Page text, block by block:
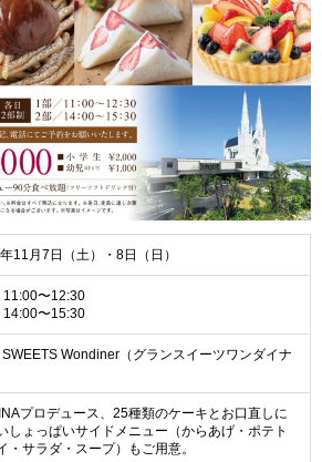
11月7日（土）・8日（日）
11:00〜12:30
14:00〜15:30
Wondiner（グランスイーツワンダイナ
プロデュース、25種類のケーキとお口直しに
しょっぱいサイドメニュー（からあげ・ポテト
・サラダ・スープ）もご用意。